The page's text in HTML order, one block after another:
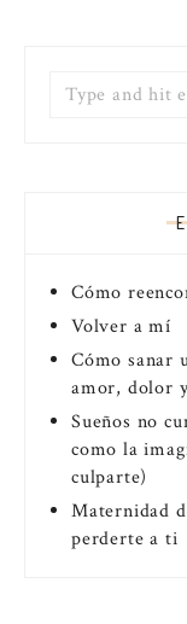
Cómo
Volver a mí
Cómo sanar
amor, dolor
Sueños no
como la
culparte)
Maternidad
perderte a ti